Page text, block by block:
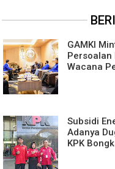
GAMKI
Persoalan
Wacana
Subsidi
Adanya
KPK